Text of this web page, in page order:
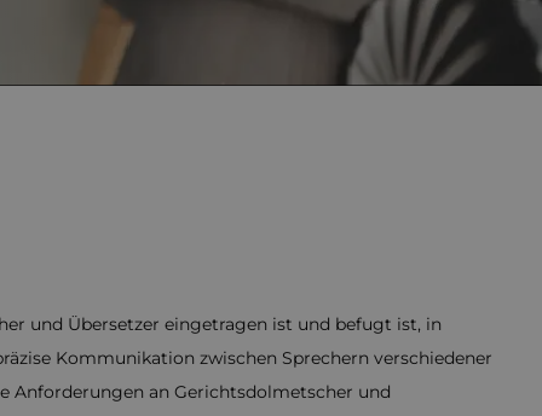
und Übersetzer eingetragen ist und befugt ist, in
Kommunikation zwischen Sprechern verschiedener
Anforderungen an Gerichtsdolmetscher und